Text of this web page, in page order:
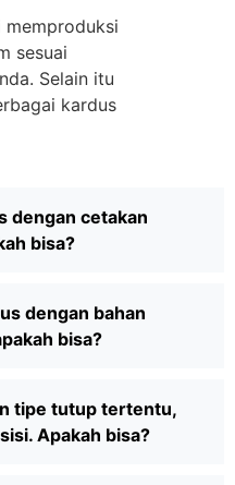
memproduksi
sesuai
Selain itu
kardus
dengan cetakan
bisa?
dengan bahan
bisa?
tipe tutup tertentu,
Apakah bisa?